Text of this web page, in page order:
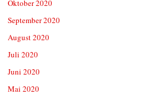
Oktober 2020
September 2020
August 2020
Juli 2020
Juni 2020
Mai 2020